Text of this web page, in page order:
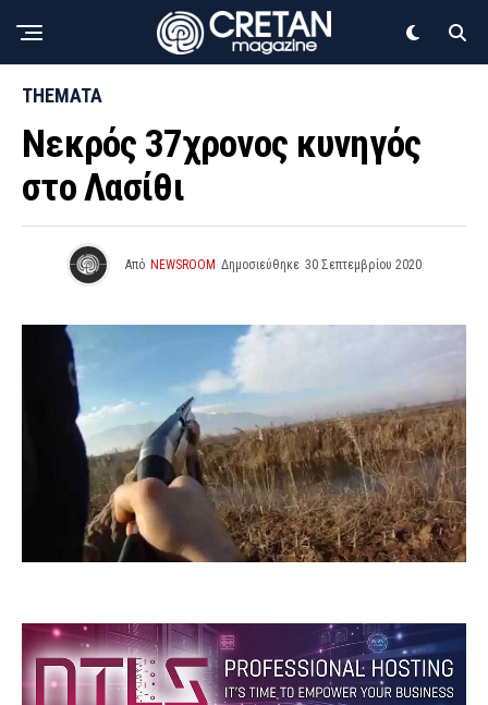
THEMATA
Νεκρός 37χρονος κυνηγός
στο Λασίθι
Από NEWSROOM Δημοσιεύθηκε 30 Σεπτεμβρίου 2020